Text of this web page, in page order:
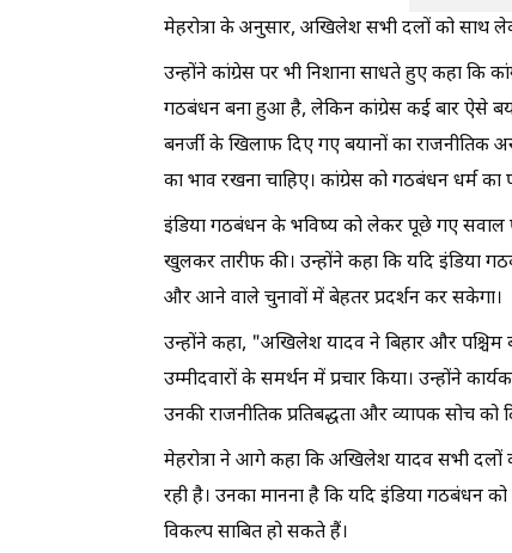
मेहरोत्रा के अनुसार, अखिलेश सभी दलों को
उन्होंने कांग्रेस पर भी निशाना साधते हुए कहा कि
गठबंधन बना हुआ है, लेकिन कांग्रेस कई बार ऐसे
बनर्जी के खिलाफ दिए गए बयानों का
का भाव रखना चाहिए। कांग्रेस को गठबंधन धर्म का
इंडिया गठबंधन के भविष्य को लेकर पूछे गए सवाल पर
खुलकर तारीफ की। उन्होंने कहा कि यदि
और आने वाले चुनावों में बेहतर प्रदर्शन कर सकेगा।
उन्होंने कहा, "अखिलेश यादव ने बिहार और पश्चिम
उम्मीदवारों के समर्थन में प्रचार किया। उन्होंने
उनकी राजनीतिक प्रतिबद्धता और व्यापक सोच को
मेहरोत्रा ने आगे कहा कि अखिलेश यादव सभी दलों
रही है। उनका मानना है कि यदि इंडिया
विकल्प साबित हो सकते हैं।